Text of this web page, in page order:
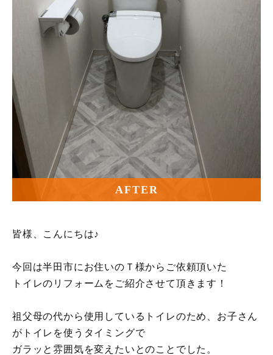
AFTER
皆様、こんにちは♪
今回は半田市にお住いのＴ様からご依頼頂いた
トイレのリフォームをご紹介させて頂きます！
祖父母の代から使用しているトイレのため、お子さん
がトイレを使うタイミングで
ガラッと雰囲気を変えたいとのことでした。